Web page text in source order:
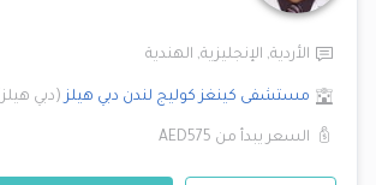
الأردية, الإنجليزية, الهندية
مستشفى كينغز كوليج لندن دبي هيلز (دبي هيلز
السعر يبدأ من AED575